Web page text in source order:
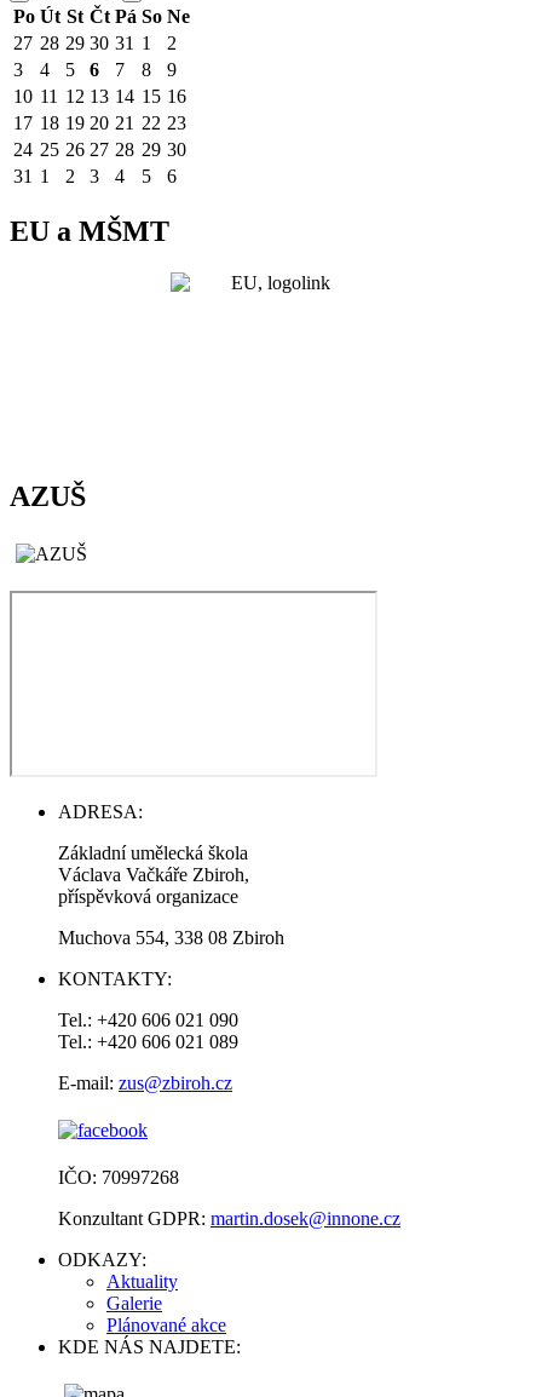
Po Út St Čt Pá So Ne
27 28 29 30 31 1
2
3
4 5 6 7 8
9
10 11 12 13 14 15 16
17 18 19 20 21 22 23
24 25 26 27 28 29 30
31 1 2 3 4 5 6
EU a MŠMT
AZUŠ
ADRESA:
Základní umělecká škola
Václava Vačkáře Zbiroh,
příspěvková organizace
Muchova 554, 338 08 Zbiroh
KONTAKTY:
Tel.: +420 606 021 090
Tel.: +420 606 021 089
E-mail: zus@zbiroh.cz
IČO: 70997268
Konzultant GDPR: martin.dosek@innone.cz
ODKAZY:
Aktuality
Galerie
Plánované akce
KDE NÁS NAJDETE: